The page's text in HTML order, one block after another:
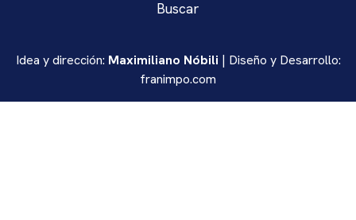
Buscar
Idea y dirección: Maximiliano Nóbili | Diseño y Desarrollo:
franimpo.com